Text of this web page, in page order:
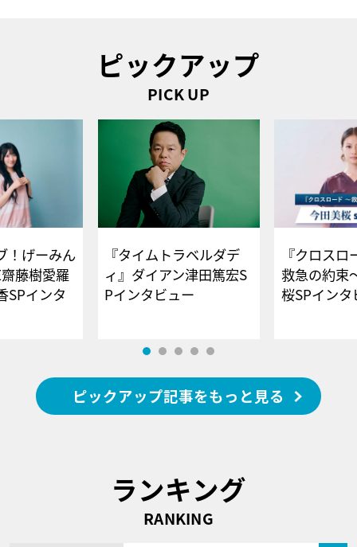
ピックアップ
PICK UP
！げーみん
藤樹愛羅
SPインタ
『タイムトラベルダデ
ィ』ダイアン津田篤宏S
Pインタビュー
『クロス
救急の約束
桜SPイ
ピックアップ記事をもっと見る
ランキング
RANKING